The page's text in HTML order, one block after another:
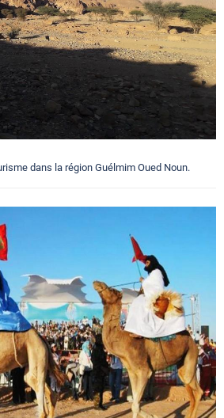
dans la région Guélmim Oued Noun.